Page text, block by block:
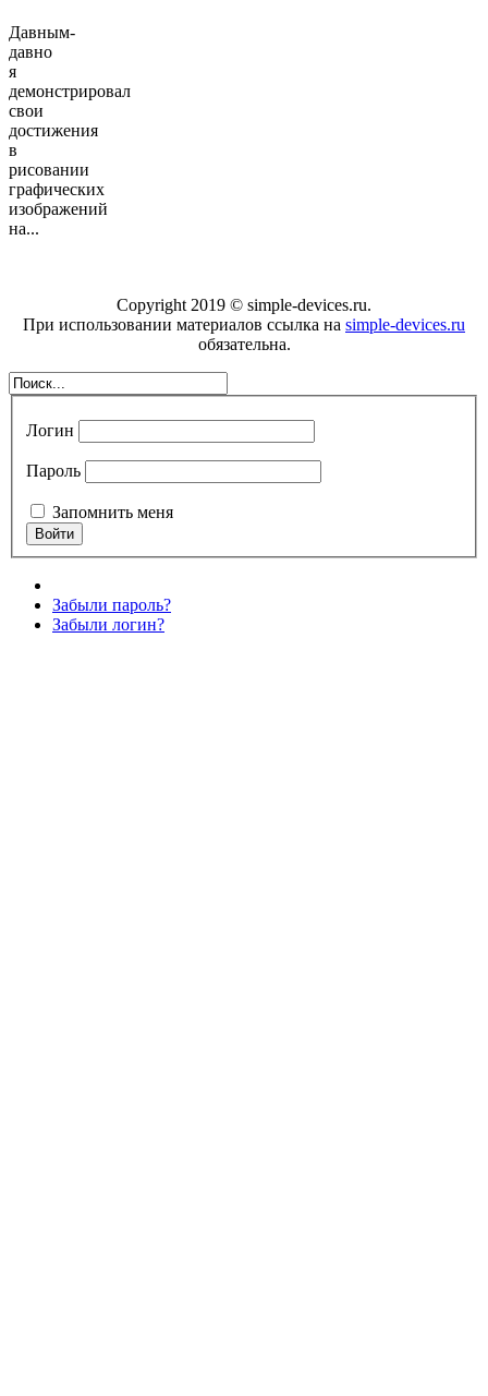
Давным-
давно
я
демонстрировал
свои
достижения
в
рисовании
графических
изображений
на...
Copyright 2019 © simple-devices.ru.
При использовании материалов ссылка на simple-devices.ru
обязательна.
Логин
Пароль
Запомнить меня
Забыли пароль?
Забыли логин?